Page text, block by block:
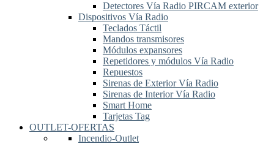
Detectores Vía Radio PIRCAM exterior
Dispositivos Vía Radio
Teclados Táctil
Mandos transmisores
Módulos expansores
Repetidores y módulos Vía Radio
Repuestos
Sirenas de Exterior Vía Radio
Sirenas de Interior Vía Radio
Smart Home
Tarjetas Tag
OUTLET-OFERTAS
Incendio-Outlet